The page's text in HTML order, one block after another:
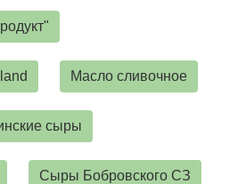
Масло сливочное
сыры
Сыры Бобровского СЗ